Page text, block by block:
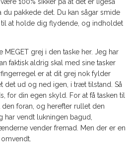
pakkede det. Du kan sågar smide
at holde dig flydende, og indholdet
grej i den taske her. Jeg har
faktisk aldrig skal med sine tasker
er at dit grej nok fylder
det ud og ned igen, i træt tilstand. Så
for din egen skyld. For at få tasken til
foran, og herefter rullet den
har vendt lukningen bagud,
vender fremad. Men der er en